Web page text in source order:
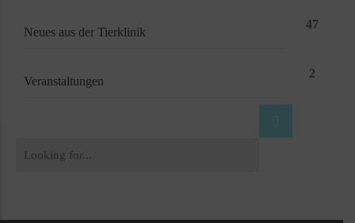
Neues aus der Tierklinik
47
Veranstaltungen
2